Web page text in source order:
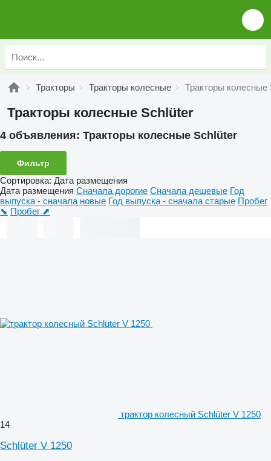
Тракторы Тракторы колесные Тракторы колесные
Тракторы колесные Schlüter
4 объявления: Тракторы колесные Schlüter
Фильтр
Сортировка: Дата размещения
Дата размещения Сначала дорогие Сначала дешевые Год
выпуска - сначала новые Год выпуска - сначала старые Пробег
⬊ Пробег ⬈
трактор колесный Schlüter V 1250
14
Schlüter V 1250